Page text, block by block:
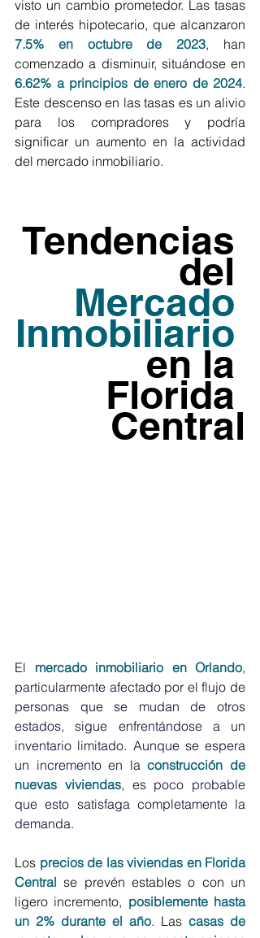
visto un cambio prometedor. Las tasas
de interés hipotecario, que alcanzaron
7.5% en octubre de 2023, han
6.62% a principios de enero de 2024
Este descenso en las tasas es un alivio
para los compradores y podría
significar un aumento en la actividad
del mercado inmobiliario.
Tendencias
del
Mercado
Inmobiliario
en la
Florida
Central
El mercado inmobiliario en Orlando,
particularmente afectado por el flujo de
personas que se mudan de otros
estados, sigue enfrentándose a un
inventario limitado. Aunque se espera
un incremento en la construcción de
nuevas viviendas, es poco probable
que esto satisfaga completamente la
demanda.
Los precios de las viviendas en Florida
Central se prevén estables o con un
ligero incremento, posiblemente hasta
un 2% durante el año. Las casas de